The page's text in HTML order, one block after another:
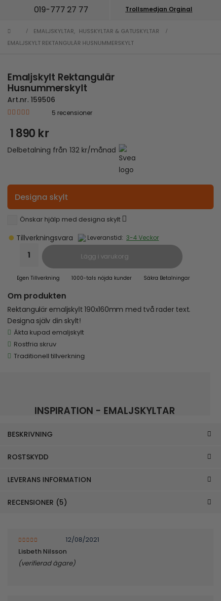
019-777 27 77 Trollsmedjan Orginal
EMALJSKYLTAR, HUSSKYLTAR & GATUSKYLTAR
EMALJSKYLT REKTANGULÄR HUSNUMMERSKYLT
Emaljskylt Rektangulär
Husnummerskylt
Art.nr. 159506
5 recensioner
1 890 kr
Delbetalning från 132 kr/månad
Designa skylt
Önskar hjälp med designa skylt
Tillverkningsvara Leveranstid: 3-4 Veckor
Lägg i varukorg
Egen Tillverkning 1000-tals nöjda kunder Säkra Betalningar
Om produkten
Rektangulär emaljskylt 190x160mm med två rader text.
Designa själv din skylt!
Äkta kupad emaljskylt
Rostfria skruv
Traditionell tillverkning
INSPIRATION - EMALJSKYLTAR
BESKRIVNING
ROSTSKYDD
LEVERANS INFORMATION
RECENSIONER (5)
12/08/2021
Lisbeth Nilsson
(verifierad ägare)